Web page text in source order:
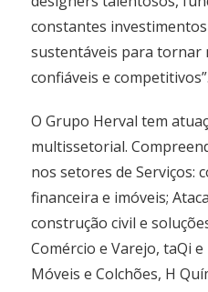
constantes
sustentáveis para tornar
confiáveis e competitivos”.
O Grupo Herval tem
multissetorial.
nos setores de Serviços:
financeira e imóveis;
construção civil e
Comércio e Varejo, taQi
Móveis e Colchões, H